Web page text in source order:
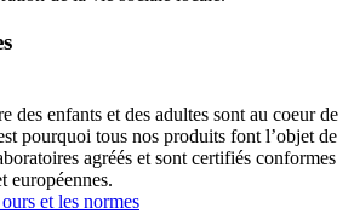
des enfants et des adultes sont au coeur de
pourquoi tous nos produits font l’objet de
agréés et sont certifiés conformes
européennes.
et les normes